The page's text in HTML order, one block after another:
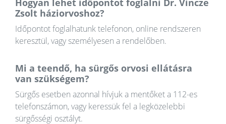
Hogyan lehet időpontot foglalni Dr. Vincze
Zsolt háziorvoshoz?
Időpontot foglalhatunk telefonon, online rendszeren
keresztül, vagy személyesen a rendelőben.
Mi a teendő, ha sürgős orvosi ellátásra
van szükségem?
Sürgős esetben azonnal hívjuk a mentőket a 112-es
telefonszámon, vagy keressük fel a legközelebbi
sürgősségi osztályt.